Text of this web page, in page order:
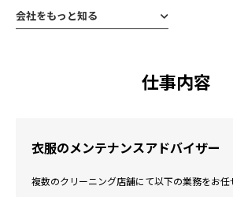
会社をもっと知る
仕事内容
衣服のメンテナンスアドバイザー
複数のクリーニング店舗にて以下の業務をお任